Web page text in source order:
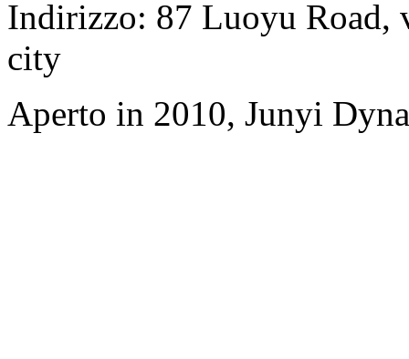
Indirizzo: 87 Luoyu Road,
city
Aperto in 2010, Junyi